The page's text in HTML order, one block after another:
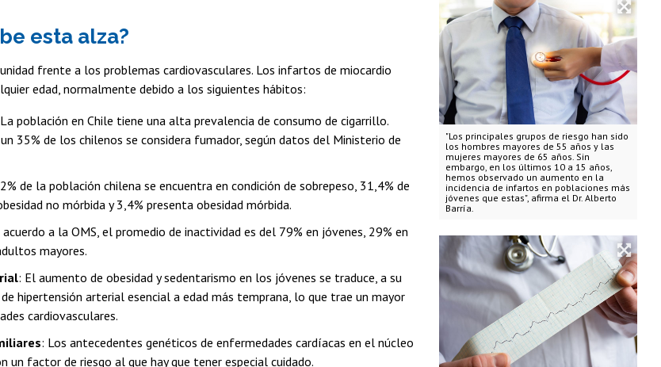
"Los principales grupos de riesgo han sido
los hombres mayores de 55 años y las
mujeres mayores de 65 años. Sin
embargo, en los últimos 10 a 15 años,
hemos observado un aumento en la
incidencia de infartos en poblaciones más
jóvenes que estas", afirma el Dr. Alberto
Barría.
esta alza?
frente a los problemas cardiovasculares. Los infartos de miocardio
edad, normalmente debido a los siguientes hábitos:
población en Chile tiene una alta prevalencia de consumo de cigarrillo.
35% de los chilenos se considera fumador, según datos del Ministerio de
de la población chilena se encuentra en condición de sobrepeso, 31,4% de
no mórbida y 3,4% presenta obesidad mórbida.
acuerdo a la OMS, el promedio de inactividad es del 79% en jóvenes, 29% en
mayores.
: El aumento de obesidad y sedentarismo en los jóvenes se traduce, a su
hipertensión arterial esencial a edad más temprana, lo que trae un mayor
cardiovasculares.
: Los antecedentes genéticos de enfermedades cardíacas en el núcleo
un factor de riesgo al que hay que tener especial cuidado.